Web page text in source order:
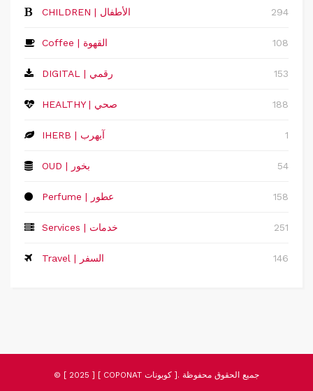
CHILDREN | الأطفال 294
Coffee | القهوة 108
DIGITAL | رقمي 153
HEALTHY | صحي 188
IHERB | آيهرب 1
OUD | بخور 54
Perfume | عطور 158
Services | خدمات 251
Travel | السفر 146
© [ 2025 ] [ COPONAT كوبونات ]. جميع الحقوق محفوظة